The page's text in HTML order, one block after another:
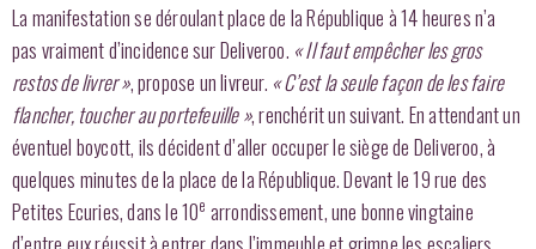
La manifestation se déroulant place de la République à 14 heures n’a
pas vraiment d’incidence sur Deliveroo. « Il faut empêcher les gros
restos de livrer », propose un livreur. « C’est la seule façon de les faire
flancher, toucher au portefeuille », renchérit un suivant. En attendant un
éventuel boycott, ils décident d’aller occuper le siège de Deliveroo, à
quelques minutes de la place de la République. Devant le 19 rue des
Petites Ecuries, dans le 10e arrondissement, une bonne vingtaine